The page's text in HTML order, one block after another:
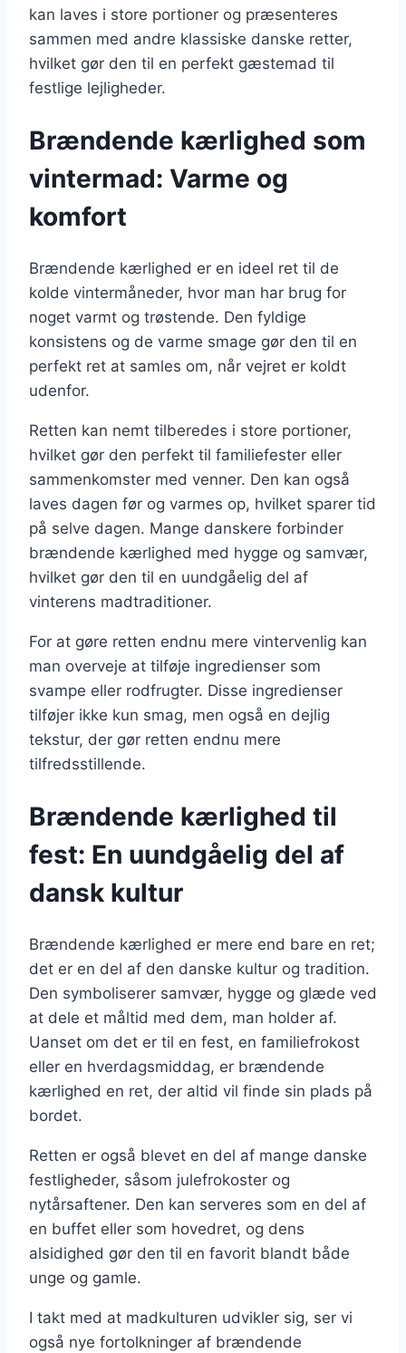
kan laves i store portioner og præsenteres
sammen med andre klassiske danske retter,
hvilket gør den til en perfekt gæstemad til
festlige lejligheder.
Brændende kærlighed som
vintermad: Varme og
komfort
Brændende kærlighed er en ideel ret til de
kolde vintermåneder, hvor man har brug for
noget varmt og trøstende. Den fyldige
konsistens og de varme smage gør den til en
perfekt ret at samles om, når vejret er koldt
udenfor.
Retten kan nemt tilberedes i store portioner,
hvilket gør den perfekt til familiefester eller
sammenkomster med venner. Den kan også
laves dagen før og varmes op, hvilket sparer tid
på selve dagen. Mange danskere forbinder
brændende kærlighed med hygge og samvær,
hvilket gør den til en uundgåelig del af
vinterens madtraditioner.
For at gøre retten endnu mere vintervenlig kan
man overveje at tilføje ingredienser som
svampe eller rodfrugter. Disse ingredienser
tilføjer ikke kun smag, men også en dejlig
tekstur, der gør retten endnu mere
tilfredsstillende.
Brændende kærlighed til
fest: En uundgåelig del af
dansk kultur
Brændende kærlighed er mere end bare en ret;
det er en del af den danske kultur og tradition.
Den symboliserer samvær, hygge og glæde ved
at dele et måltid med dem, man holder af.
Uanset om det er til en fest, en familiefrokost
eller en hverdagsmiddag, er brændende
kærlighed en ret, der altid vil finde sin plads på
bordet.
Retten er også blevet en del af mange danske
festligheder, såsom julefrokoster og
nytårsaftener. Den kan serveres som en del af
en buffet eller som hovedret, og dens
alsidighed gør den til en favorit blandt både
unge og gamle.
I takt med at madkulturen udvikler sig, ser vi
også nye fortolkninger af brændende